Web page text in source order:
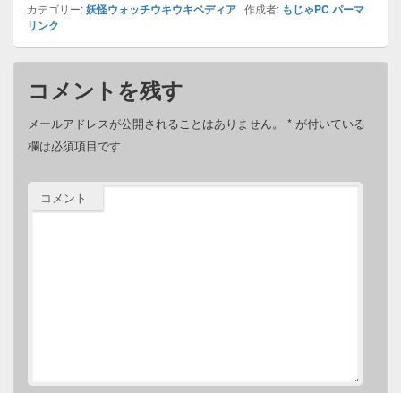
カテゴリー:妖怪ウォッチウキウキペディア 作成者: もじゃPC パーマ
リンク
コメントを残す
メールアドレスが公開されることはありません。 * が付いている
欄は必須項目です
コメント